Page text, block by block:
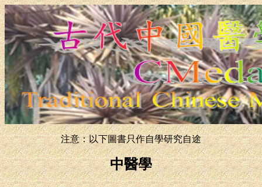
注意：以下圖書只作自學研究自途
中醫學